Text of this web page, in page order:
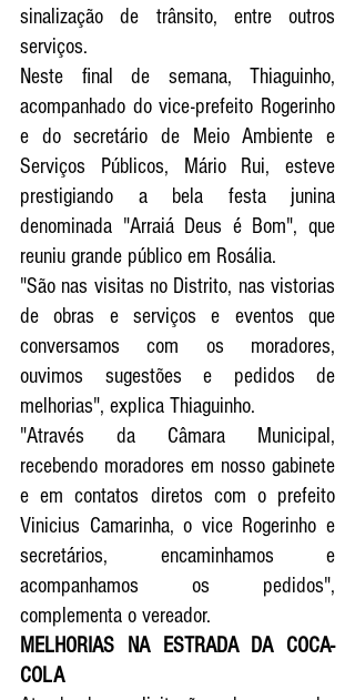
sinalização de trânsito, entre outros
serviços.
Neste final de semana, Thiaguinho,
acompanhado do vice-prefeito Rogerinho
e do secretário de Meio Ambiente e
Serviços Públicos, Mário Rui, esteve
prestigiando a bela festa junina
denominada "Arraiá Deus é Bom", que
reuniu grande público em Rosália.
"São nas visitas no Distrito, nas vistorias
de obras e serviços e eventos que
conversamos com os moradores,
ouvimos sugestões e pedidos de
melhorias", explica Thiaguinho.
"Através da Câmara Municipal,
recebendo moradores em nosso gabinete
e em contatos diretos com o prefeito
Vinicius Camarinha, o vice Rogerinho e
secretários, encaminhamos e
acompanhamos os pedidos",
complementa o vereador.
MELHORIAS NA ESTRADA DA COCA-
COLA